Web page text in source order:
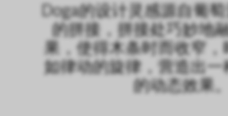
SHAPING SURFACES
EN IT DE
Doga的设计灵感源自葡
的拼接，拼接处巧妙地
果，使得木条时而收窄，
如律动的旋律，营造出一
的动态效果。